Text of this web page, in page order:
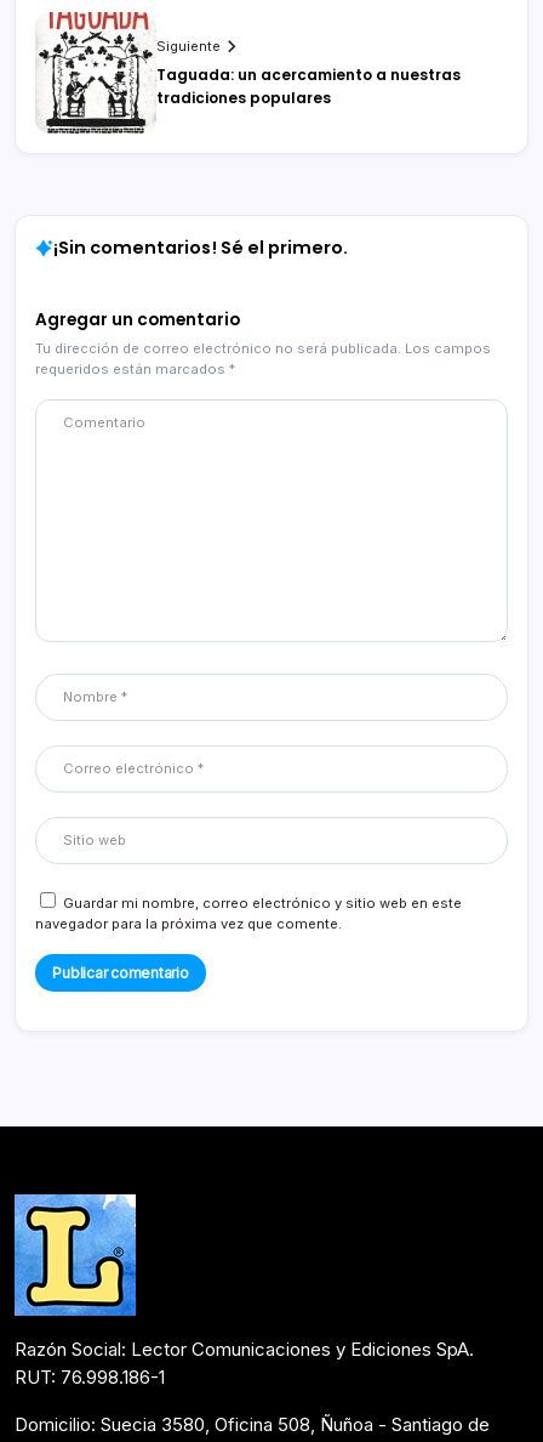
Siguiente
Taguada: un acercamiento a nuestras
tradiciones populares
¡Sin comentarios! Sé el primero.
Agregar un comentario
Tu dirección de correo electrónico no será publicada. Los campos
requeridos están marcados *
Guardar mi nombre, correo electrónico y sitio web en este
navegador para la próxima vez que comente.
Razón Social: Lector Comunicaciones y Ediciones SpA.
RUT: 76.998.186-1
Domicilio: Suecia 3580, Oficina 508, Ñuñoa - Santiago de